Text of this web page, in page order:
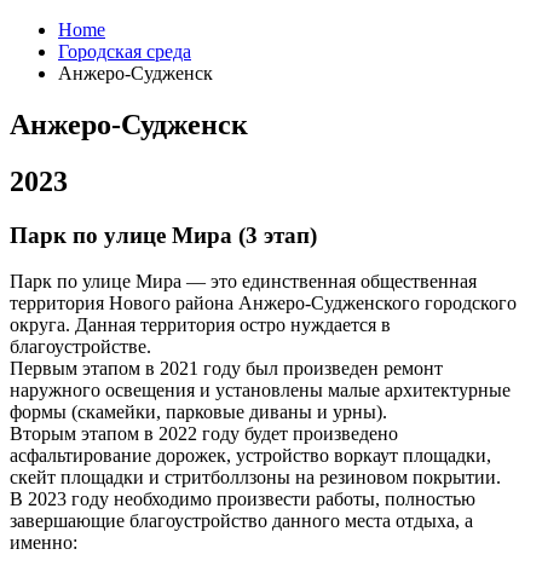
Home
Городская среда
Анжеро-Судженск
Анжеро-Судженск
2023
Парк по улице Мира (3 этап)
Парк по улице Мира — это единственная общественная
территория Нового района Анжеро-Судженского городского
округа. Данная территория остро нуждается в
благоустройстве.
Первым этапом в 2021 году был произведен ремонт
наружного освещения и установлены малые архитектурные
формы (скамейки, парковые диваны и урны).
Вторым этапом в 2022 году будет произведено
асфальтирование дорожек, устройство воркаут площадки,
скейт площадки и стритболлзоны на резиновом покрытии.
В 2023 году необходимо произвести работы, полностью
завершающие благоустройство данного места отдыха, а
именно: